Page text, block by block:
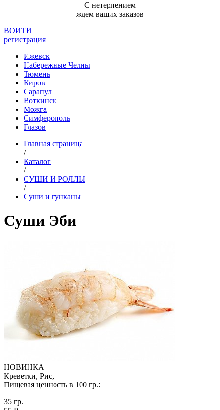
С нетерпением
ждем ваших заказов
ВОЙТИ
регистрация
Ижевск
Набережные Челны
Тюмень
Киров
Сарапул
Воткинск
Можга
Симферополь
Глазов
Главная страница
/
Каталог
/
СУШИ И РОЛЛЫ
/
Суши и гунканы
Суши Эби
НОВИНКА
Креветки, Рис,
Пищевая ценность в 100 гр.:
35 гр.